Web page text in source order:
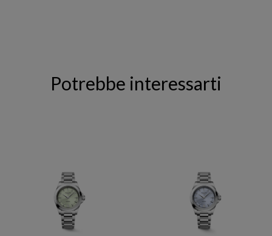
Potrebbe interessarti